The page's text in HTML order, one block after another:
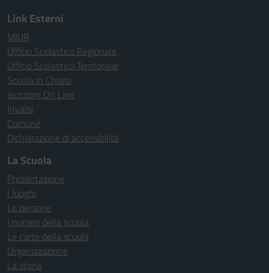
Link Esterni
MIUR
Ufficio Scolastico Regionale
Ufficio Scolastico Territoriale
Scuola in Chiaro
Iscrizioni On Line
Invalsi
Comune
Dichiarazione di accessibilità
La Scuola
Presentazione
I luoghi
Le persone
I numeri della scuola
Le carte della scuola
Organizzazione
La storia